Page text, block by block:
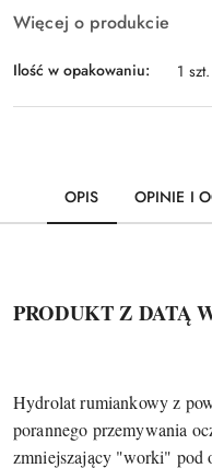
Więcej o produkcie
Ilość w opakowaniu: 1 szt.
OPIS OPINIE I
PRODUKT Z DATĄ
Hydrolat rumiankowy z
porannego przemywania
zmniejszający "worki" pod